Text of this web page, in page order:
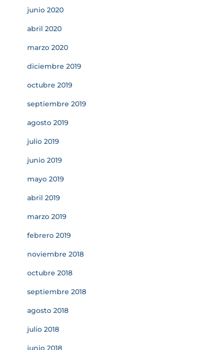
junio 2020
abril 2020
marzo 2020
diciembre 2019
octubre 2019
septiembre 2019
agosto 2019
julio 2019
junio 2019
mayo 2019
abril 2019
marzo 2019
febrero 2019
noviembre 2018
octubre 2018
septiembre 2018
agosto 2018
julio 2018
junio 2018